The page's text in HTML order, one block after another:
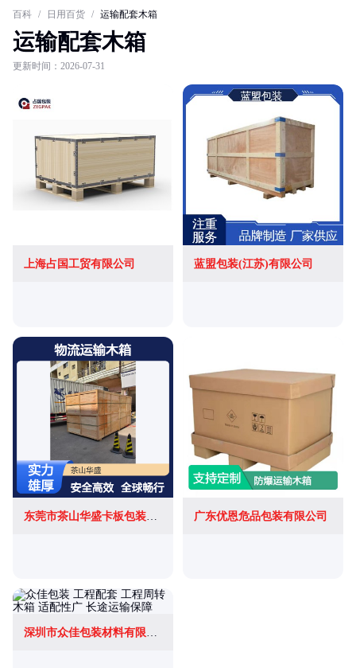
百科 / 日用百货 / 运输配套木箱
运输配套木箱
更新时间：2026-07-31
上海占国工贸有限公司 蓝盟包装(江苏)有限公司
广东优恩危品包装有限公司
深圳市众佳包装材料有限公司